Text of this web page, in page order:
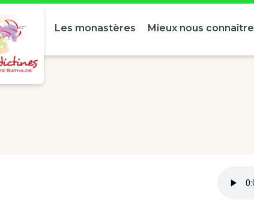
Les monastères Mieux nous connaître